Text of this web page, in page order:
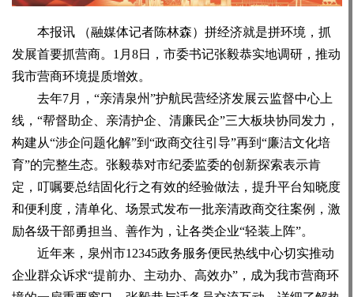
本报讯 （融媒体记者陈林森）拼经济就是拼环境，抓
发展首要抓营商。1月8日，市委书记张毅恭实地调研，推动
我市营商环境提质增效。
去年7月，“亲清泉州”护航民营经济发展云监督中心上
线，“帮督助企、亲清护企、清廉民企”三大板块协同发力，
构建从“涉企问题化解”到“政商交往引导”再到“廉洁文化培
育”的完整生态。张毅恭对市纪委监委的创新探索表示肯
定，叮嘱要总结固化行之有效的经验做法，提升平台知晓度
和便利度，清单化、场景式发布一批亲清政商交往案例，激
励各级干部勇担当、善作为，让各类企业“轻装上阵”。
近年来，泉州市12345政务服务便民热线中心切实推动
企业群众诉求“提前办、主动办、高效办”，成为我市营商环